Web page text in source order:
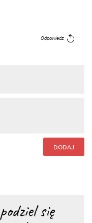
Odpowiedz
DODAJ